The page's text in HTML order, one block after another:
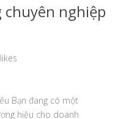
nghiệp
Bạn đang có một
hiệu cho doanh